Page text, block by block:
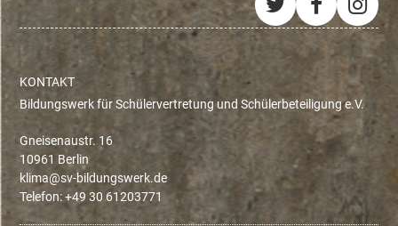
Twitter
KONTAKT
Bildungswerk für Schülervertretung und Schülerbeteiligung e.V.
Gneisenaustr. 16
10961 Berlin
ed.krewsgnudlib-vs@amilk
Telefon: +49 30 61203771